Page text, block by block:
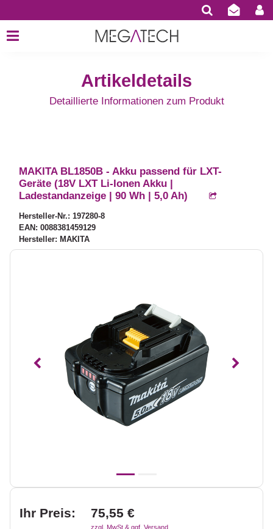
Artikeldetails
Detaillierte Informationen zum Produkt
MAKITA BL1850B - Akku passend für LXT-
Geräte (18V LXT Li-Ionen Akku |
Ladestandanzeige | 90 Wh | 5,0 Ah)
Hersteller-Nr.: 197280-8
EAN: 0088381459129
Hersteller: MAKITA
Vorheriges
Ihr Preis: 75,55 €
zzgl. MwSt & ggf. Versand